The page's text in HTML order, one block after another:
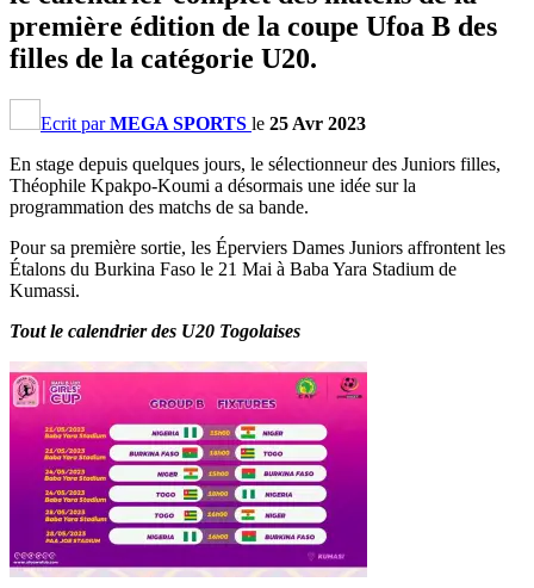
première édition de la coupe Ufoa B des
filles de la catégorie U20.
Ecrit parMEGA SPORTS le 25 Avr 2023
En stage depuis quelques jours, le sélectionneur des Juniors filles,
Théophile Kpakpo-Koumi a désormais une idée sur la
programmation des matchs de sa bande.
Pour sa première sortie, les Éperviers Dames Juniors affrontent les
Étalons du Burkina Faso le 21 Mai à Baba Yara Stadium de
Kumassi.
Tout le calendrier des U20 Togolaises